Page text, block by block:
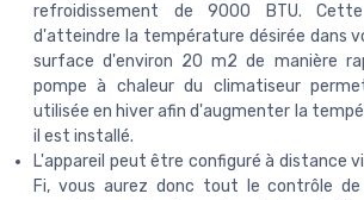
refroidissement de 9000 BTU.
d'atteindre la température désirée dans
surface d'environ 20 m2 de manière
pompe à chaleur du climatiseur
utilisée en hiver afin d'augmenter la
il est installé.
L'appareil peut être configuré à distance
Fi, vous aurez donc tout le contrôle